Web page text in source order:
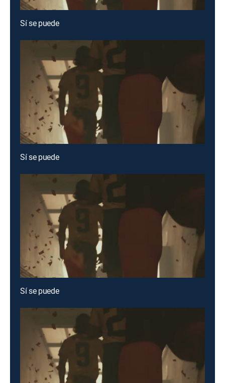
Sí se puede
Sí se puede
Sí se puede